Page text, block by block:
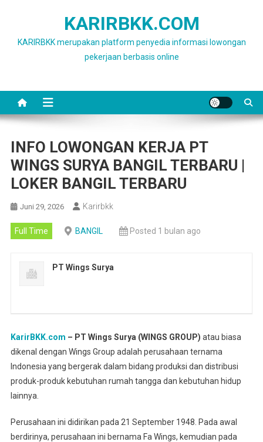
KARIRBKK.COM
KARIRBKK merupakan platform penyedia informasi lowongan
pekerjaan berbasis online
INFO LOWONGAN KERJA PT
WINGS SURYA BANGIL TERBARU |
LOKER BANGIL TERBARU
Juni 29, 2026 Karirbkk
Full Time BANGIL Posted 1 bulan ago
PT Wings Surya
KarirBKK.com – PT Wings Surya (WINGS GROUP) atau biasa
dikenal dengan Wings Group adalah perusahaan ternama
Indonesia yang bergerak dalam bidang produksi dan distribusi
produk-produk kebutuhan rumah tangga dan kebutuhan hidup
lainnya.
Perusahaan ini didirikan pada 21 September 1948. Pada awal
berdirinya, perusahaan ini bernama Fa Wings, kemudian pada